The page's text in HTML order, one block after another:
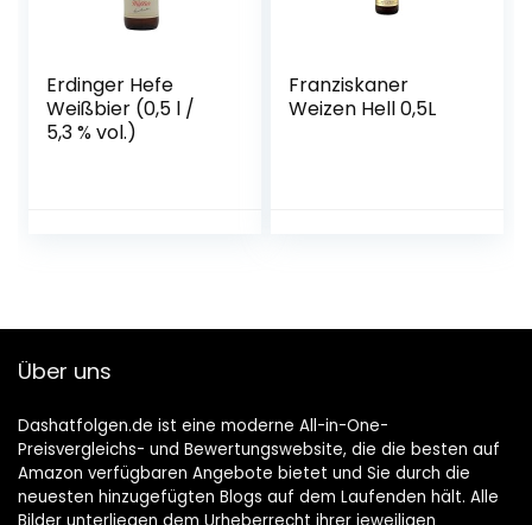
Erdinger Hefe
Weißbier (0,5 l /
5,3 % vol.)
Franziskaner
Weizen Hell 0,5L
Über uns
Dashatfolgen.de ist eine moderne All-in-One-
Preisvergleichs- und Bewertungswebsite, die die besten auf
Amazon verfügbaren Angebote bietet und Sie durch die
neuesten hinzugefügten Blogs auf dem Laufenden hält. Alle